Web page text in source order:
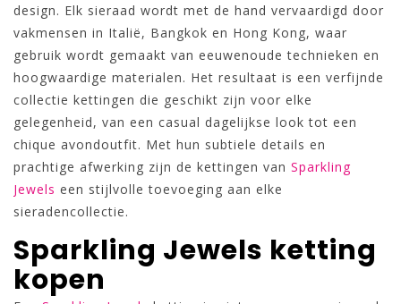
design. Elk sieraad wordt met de hand vervaardigd door
vakmensen in Italië, Bangkok en Hong Kong, waar
gebruik wordt gemaakt van eeuwenoude technieken en
hoogwaardige materialen. Het resultaat is een verfijnde
collectie kettingen die geschikt zijn voor elke
gelegenheid, van een casual dagelijkse look tot een
chique avondoutfit. Met hun subtiele details en
prachtige afwerking zijn de kettingen van Sparkling
Jewels een stijlvolle toevoeging aan elke
sieradencollectie.
Sparkling Jewels ketting
kopen